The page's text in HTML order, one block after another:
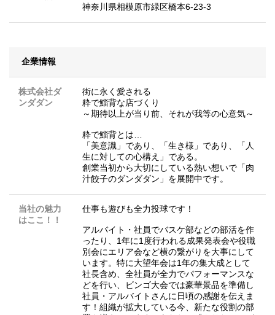
神奈川県相模原市緑区橋本6-23-3
企業情報
株式会社ダ
ンダダン
街に永く愛される
粋で鯔背な店づくり
～期待以上が当り前、それが我等の心意気～
粋で鯔背とは…
「美意識」であり、「生き様」であり、「人
生に対しての心構え」である。
創業当初から大切にしている熱い想いで「肉
汁餃子のダンダダン」を展開中です。
当社の魅力
はここ！！
仕事も遊びも全力投球です！
アルバイト・社員でバスケ部などの部活を作
ったり、1年に1度行われる成果発表会や役職
別会にエリア会など横の繋がりを大事にして
います。特に大望年会は1年の集大成として
社長含め、全社員が全力でパフォーマンスな
どを行い、ビンゴ大会では豪華景品を準備し
社員・アルバイトさんに日頃の感謝を伝えま
す！組織が拡大している今、新たな役割の部